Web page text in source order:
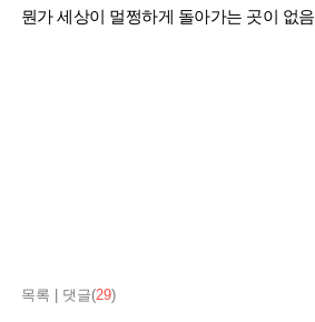
뭔가 세상이 멀쩡하게 돌아가는 곳이 없음
목록 댓글(29)